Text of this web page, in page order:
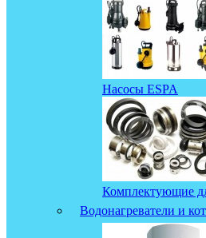
Насосы ESPA
Комплектующие
Водонагреватели и